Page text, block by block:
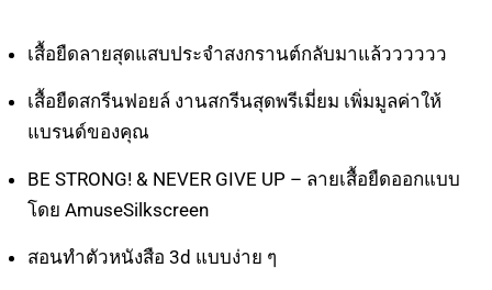
เสื้อยืดลายสุดแสบประจำสงกรานต์กลับมาแล้วววววว
เสื้อยืดสกรีนฟอยล์ งานสกรีนสุดพรีเมี่ยม เพิ่มมูลค่าให้
แบรนด์ของคุณ
BE STRONG! & NEVER GIVE UP – ลายเสื้อยืดออกแบบ
โดย AmuseSilkscreen
สอนทำตัวหนังสือ 3d แบบง่าย ๆ